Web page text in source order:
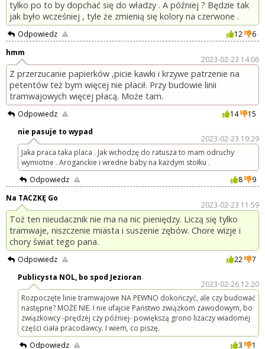
tylko po to by dopchać się do władzy . A później ? Będzie tak
jak było wcześniej , tyle że zmienią się kolory na czerwone .
Odpowiedz 12
6
hmm
2023-02-23 14:06
Z przerzucanie papierków ,picie kawki i krzywe patrzenie na
petentów też bym więcej nie płacił. Przy budowie linii
tramwajowych więcej płacą. Może tam.
Odpowiedz 14
15
nie pasuje to wypad
2023-02-23 19:29
Jaka praca taka placa . Jak wchodzę do ratusza to mam odruchy
wymiotne . Aroganckie i wredne baby na każdym stołku .
Odpowiedz
8
9
Na TACZKĘ Go
2023-02-23 11:59
Toż ten nieudacznik nie ma na nic pieniędzy. Liczą się tylko
tramwaje, niszczenie miasta i suszenie zębów. Chore wizje i
chory świat tego pana.
Odpowiedz 22
7
Publicysta NOL, bo spod Jezioran
2023-02-26 12:20
Rozpoczęte linie tramwajowe NA PEWNO dokończyć, ale czy budować
następne? MOŻE NIE. I nie ufajcie Państwo związkom zawodowym, bo
związkowcy -prędzej czy później- powiększą grono lizaczy wiadomej
części ciała pracodawcy. I wiem, co piszę.
Odpowiedz
3
1